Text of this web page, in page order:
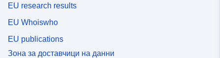
EU research results
EU Whoiswho
EU publications
Зона за доставчици на данни